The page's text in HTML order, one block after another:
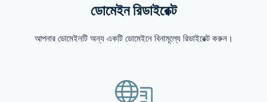
ডোমেইন রিডাইরেক্ট
আপনার ডোমেইনটি অন্য একটি ডোমেইনে বিনামূল্যে রিডাইরেক্ট করুন।